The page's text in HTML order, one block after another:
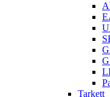
Tarkett